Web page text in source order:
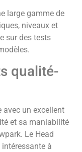
large gamme de
niveaux et
sur des tests
qualité-
avec un excellent
et sa maniabilité
Le Head
à